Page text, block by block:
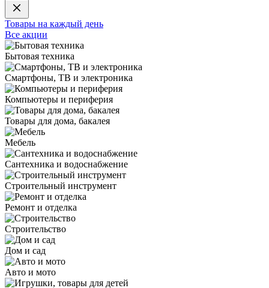
Товары на каждый день
Все акции
Бытовая техника
Смартфоны, ТВ и электроника
Компьютеры и периферия
Товары для дома, бакалея
Мебель
Сантехника и водоснабжение
Строительный инструмент
Ремонт и отделка
Строительство
Дом и сад
Авто и мото